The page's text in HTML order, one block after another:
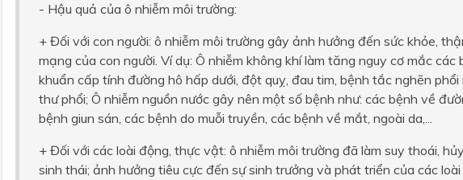
- Hậu quả của ô nhiễm môi trường:
+ Đối với con người: ô nhiễm môi trường gây ảnh hưởng đến sức khỏe,
mạng của con người. Ví dụ: Ô nhiễm không khí làm tăng nguy cơ mắc các
khuẩn cấp tính đường hô hấp dưới, đột quỵ, đau tim, bệnh tắc nghẽn phổi
thư phổi; Ô nhiễm nguồn nước gây nên một số bệnh như: các bệnh về
bệnh giun sán, các bệnh do muỗi truyền, các bệnh về mắt, ngoài da,...
+ Đối với các loài động, thực vật: ô nhiễm môi trường đã làm suy thoái,
sinh thái; ảnh hưởng tiêu cực đến sự sinh trưởng và phát triển của các